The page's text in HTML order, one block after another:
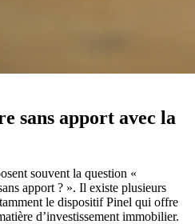
sans apport avec la
souvent la question «
apport ? ». Il existe plusieurs
le dispositif Pinel qui offre
d’investissement immobilier.